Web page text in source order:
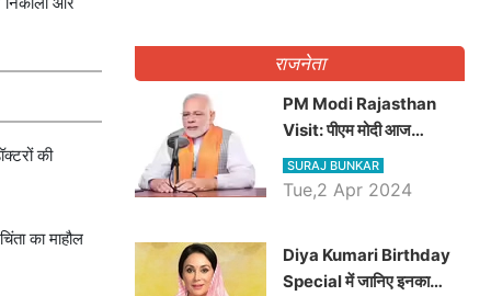
की
का माहौल
राजनेता
PM Modi Rajasthan
Visit: पीएम मोदी आज
राजस्थान में कोटपूतली में करेंगे
विशाल रैली, एक सभा से 8 सीटों
SURAJ BUNKAR
Tue,2 Apr 2024
Diya Kumari Birthday
Special में जानिए इनका